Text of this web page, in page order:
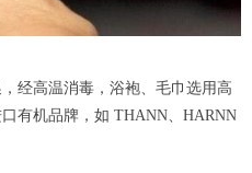
高温消毒，浴袍、毛巾选用高
有机品牌，如 THANN、HARNN